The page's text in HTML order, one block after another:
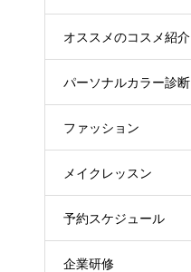
オススメのコスメ紹介
パーソナルカラー診断
ファッション
メイクレッスン
予約スケジュール
企業研修